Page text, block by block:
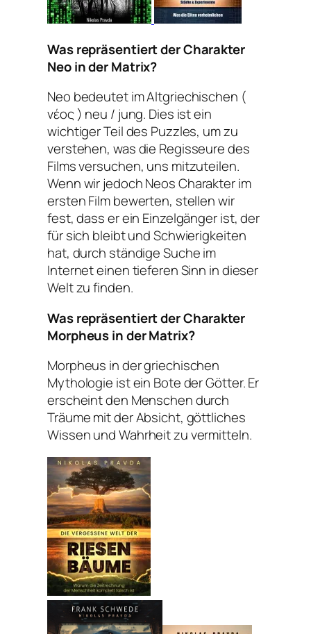
Was repräsentiert der Charakter
Neo in der Matrix?
Neo bedeutet im Altgriechischen (
νέος ) neu / jung. Dies ist ein
wichtiger Teil des Puzzles, um zu
verstehen, was die Regisseure des
Films versuchen, uns mitzuteilen.
Wenn wir jedoch Neos Charakter im
ersten Film bewerten, stellen wir
fest, dass er ein Einzelgänger ist, der
für sich bleibt und Schwierigkeiten
hat, durch ständige Suche im
Internet einen tieferen Sinn in dieser
Welt zu finden.
Was repräsentiert der Charakter
Morpheus in der Matrix?
Morpheus in der griechischen
Mythologie ist ein Bote der Götter. Er
erscheint den Menschen durch
Träume mit der Absicht, göttliches
Wissen und Wahrheit zu vermitteln.